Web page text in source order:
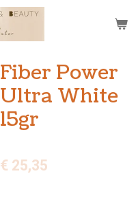
Fiber Power
Ultra White
15gr
€ 25,35